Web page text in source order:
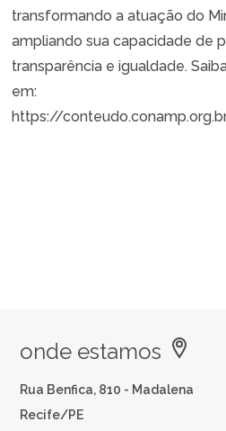
transformando a atuação do
ampliando sua capacidade de
transparência e igualdade.
em:
https://
onde estamos
Rua Benfica, 810 - Madalena
Recife/PE